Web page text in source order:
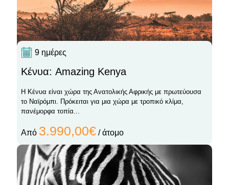
9 ημέρες
Κένυα: Amazing Kenya
Η Κένυα είναι χώρα της Ανατολικής Αφρικής με πρωτεύουσα
το Ναϊρόμπι. Πρόκειται για μια χώρα με τροπικό κλίμα,
πανέμορφα τοπία...
Από 3.990,00€ / άτομο